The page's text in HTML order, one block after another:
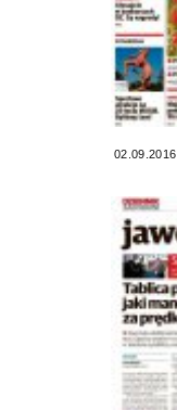
02.09.2016